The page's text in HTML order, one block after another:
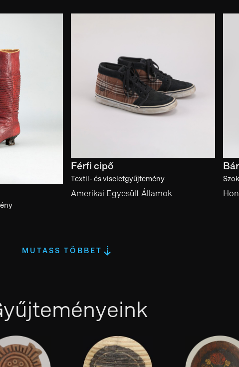
Férfi cipő
Textil- és viseletgyűjtemény
Amerikai Egyesült Államok
MUTASS TÖBBET